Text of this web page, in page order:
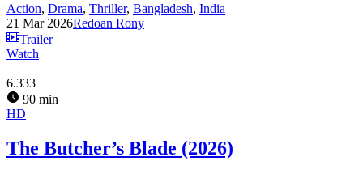
Action, Drama, Thriller, Bangladesh, India
21 Mar 2026Redoan Rony
Trailer
Watch
6.333
90 min
HD
The Butcher’s Blade (2026)